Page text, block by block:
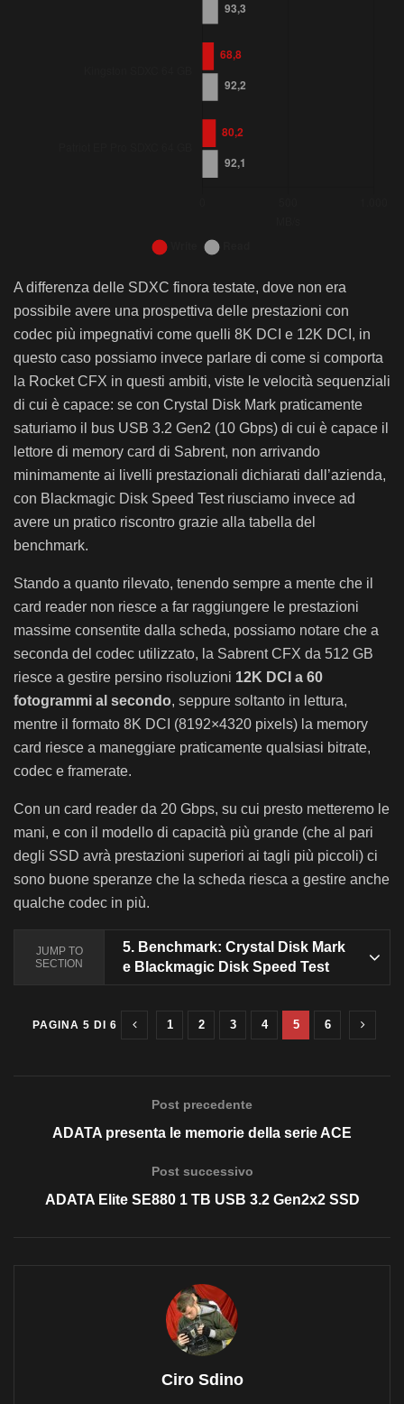
Blackmagic Disk Speed Test – Sabrent Rocket CFX 512 GB: Results are sorted by
Bar chart. Results are sorted by Read Speed to show if it is
Blackmagic Disk Speed Test – Sabrent Rocket CFX 512
Write
Sabrent Rocket CFX 512 GB (10 Gbps)
Sabrent Rocket V90 SDXC 128 GB 205,1
Angelbird AV PRO SDXC 128 GB 193,4
Kingston Canvas React Plus SDXC 256 GB 191,1
IRDM M2AA microSDXC 256 GB 83,8
Kingston Canvas React SDXC 256 GB
Patriot EP Pro SDXC 64 GB 80,2
A differenza delle SDXC finora testate, dove non era
possibile avere una prospettiva delle prestazioni con
codec più impegnativi come quelli 8K DCI e 12K DCI, in
questo caso possiamo invece parlare di come si comporta
la Rocket CFX in questi ambiti, viste le velocità sequenziali
di cui è capace: se con Crystal Disk Mark praticamente
saturiamo il bus USB 3.2 Gen2 (10 Gbps) di cui è capace il
lettore di memory card di Sabrent, non arrivando
minimamente ai livelli prestazionali dichiarati dall’azienda,
con Blackmagic Disk Speed Test riusciamo invece ad
avere un pratico riscontro grazie alla tabella del
benchmark.
Stando a quanto rilevato, tenendo sempre a mente che il
card reader non riesce a far raggiungere le prestazioni
massime consentite dalla scheda, possiamo notare che a
seconda del codec utilizzato, la Sabrent CFX da 512 GB
riesce a gestire persino risoluzioni 12K DCI a 60
fotogrammi al secondo, seppure soltanto in lettura,
mentre il formato 8K DCI (8192×4320 pixels) la memory
card riesce a maneggiare praticamente qualsiasi bitrate,
codec e framerate.
Con un card reader da 20 Gbps, su cui presto metteremo le
mani, e con il modello di capacità più grande (che al pari
degli SSD avrà prestazioni superiori ai tagli più piccoli) ci
sono buone speranze che la scheda riesca a gestire anche
qualche codec in più.
JUMP TO
SECTION
5. Benchmark: Crystal Disk Mark
e Blackmagic Disk Speed Test
PAGINA 5 DI 6 1 2 3 4 5 6
Post precedente
ADATA presenta le memorie della serie ACE
Post successivo
ADATA Elite SE880 1 TB USB 3.2 Gen2x2 SSD
Ciro Sdino